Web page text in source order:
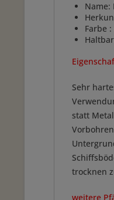
Name:
Farbe
Sehr
statt
trocknen
weitere